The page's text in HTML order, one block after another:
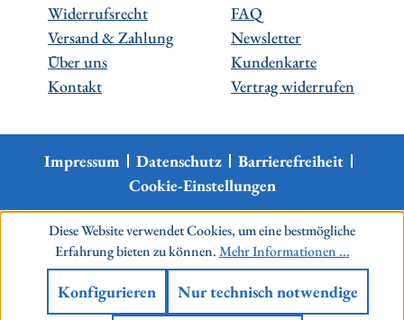
Widerrufsrecht
Versand & Zahlung
Über uns
Kontakt
FAQ
Newsletter
Kundenkarte
Vertrag widerrufen
Impressum Datenschutz
Barrierefreiheit
Cookie-Einstellungen
Diese Website verwendet Cookies, um eine bestmögliche
Erfahrung bieten zu können.Mehr Informationen ...
Nur technisch notwendige
Konfigurieren